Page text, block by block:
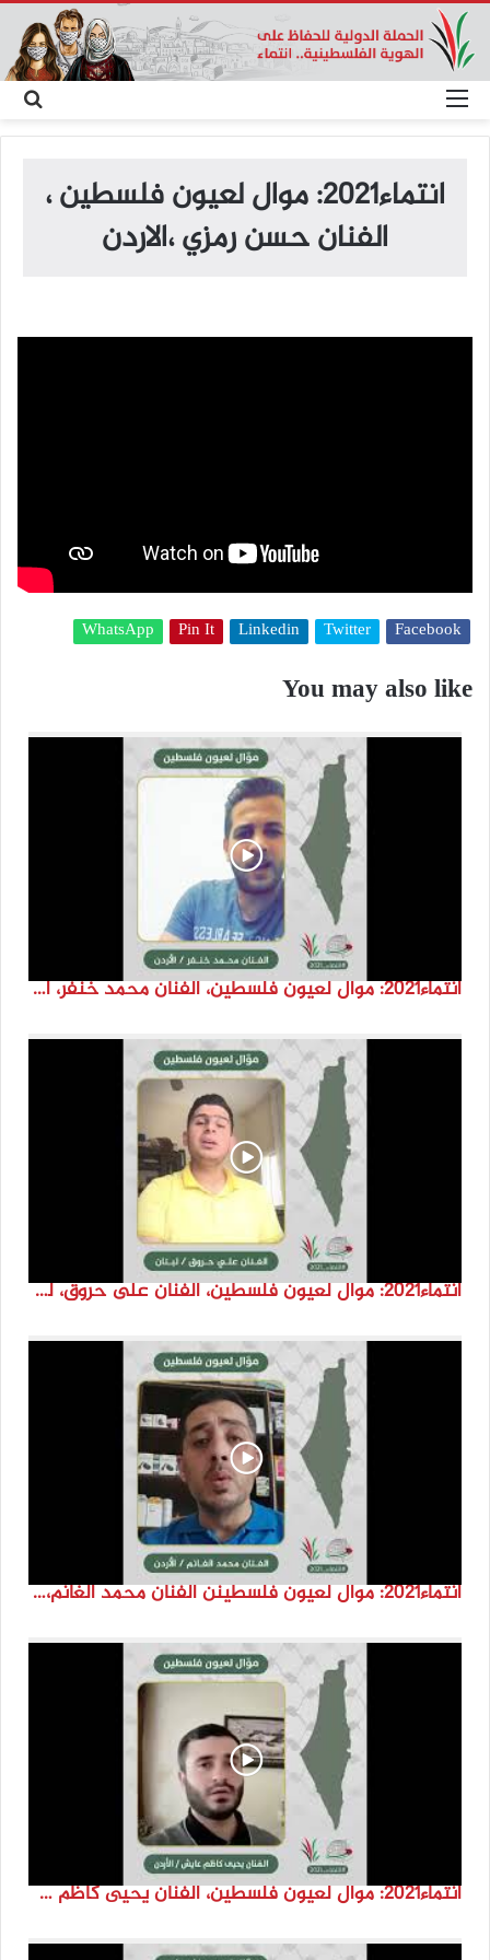
عن
انتماء2021: موال لعيون فلسطين ،
الفنان حسن رمزي ،الاردن
Facebook
Twitter
Linkedin
Pin It
WhatsApp
You may also like
انتماء2021: موال لعيون فلسطين، الفنان محمد خنفر، الاردن
انتماء2021: موال لعيون فلسطين، الفنان على حروق، لبنان
انتماء2021: موال لعيون فلسطينن الفنان محمد الغانم، الاردن
انتماء2021: موال لعيون فلسطين، الفنان يحيى كاظم عايش، الاردن